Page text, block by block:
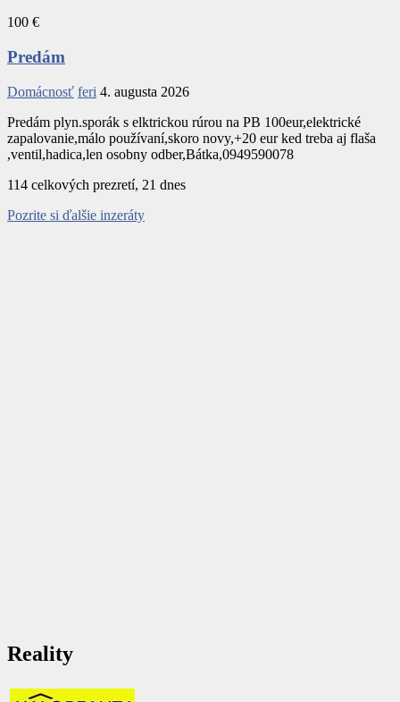
100 €
Predám
Domácnosť feri 4. augusta 2026
Predám plyn.sporák s elktrickou rúrou na PB 100eur,elektrické
zapalovanie,málo používaní,skoro novy,+20 eur ked treba aj flaša
,ventil,hadica,len osobny odber,Bátka,0949590078
114 celkových prezretí, 21 dnes
Pozrite si ďalšie inzeráty
Reality